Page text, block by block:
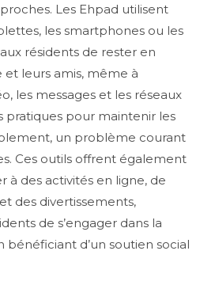
Les Ehpad utilisent
les smartphones ou les
résidents de rester en
leurs amis, même à
les messages et les réseaux
pratiques pour maintenir les
un problème courant
Ces outils offrent également
à des activités en ligne, de
des divertissements,
de s’engager dans la
d’un soutien social